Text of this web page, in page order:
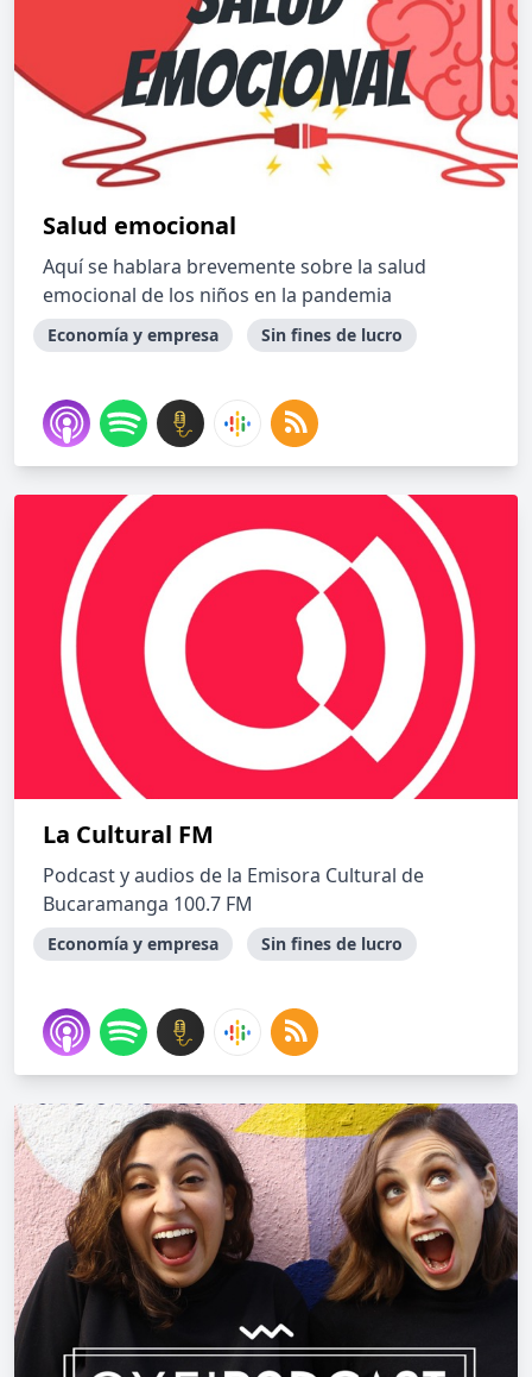
Salud emocional
Aquí se hablara brevemente sobre la salud
emocional de los niños en la pandemia
Economía y empresa Sin fines de lucro
La Cultural FM
Podcast y audios de la Emisora Cultural de
Bucaramanga 100.7 FM
Economía y empresa Sin fines de lucro